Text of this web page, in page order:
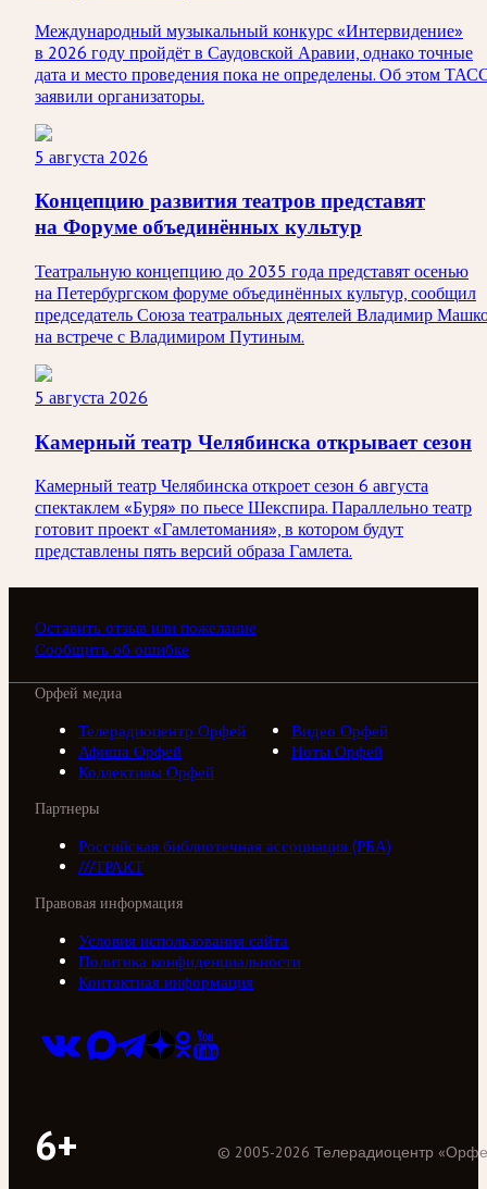
Международный музыкальный конкурс «Интервидение»
в 2026 году пройдёт в Саудовской Аравии, однако точные
дата и место проведения пока не определены. Об этом
заявили организаторы.
5 августа 2026
Концепцию развития театров представят
на Форуме объединённых культур
Театральную концепцию до 2035 года представят осенью
на Петербургском форуме объединённых культур, сообщил
председатель Союза театральных деятелей Владимир
на встрече с Владимиром Путиным.
5 августа 2026
Камерный театр Челябинска открывает сезон
Камерный театр Челябинска откроет сезон 6 августа
спектаклем «Буря» по пьесе Шекспира. Параллельно театр
готовит проект «Гамлетомания», в котором будут
представлены пять версий образа Гамлета.
Оставить отзыв или пожелание
Сообщить об ошибке
Орфей медиа
Телерадиоцентр Орфей
Видео Орфей
Афиша Орфей
Ноты Орфей
Коллективы Орфей
Партнеры
Российская библиотечная ассоциация (РБА)
///ТРАКТ
Правовая информация
Условия использования сайта
Политика конфиденциальности
Контактная информация
6+ © 2005-2026 Телерадиоцентр